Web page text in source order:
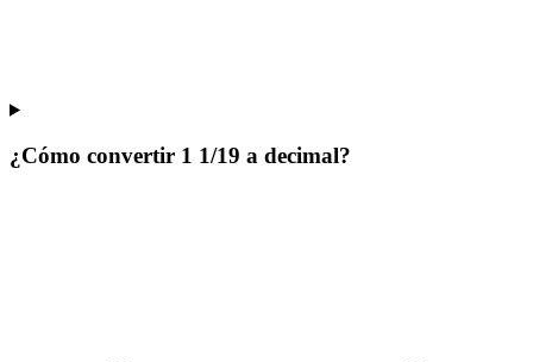
¿Cómo convertir 1 1/19 a decimal?